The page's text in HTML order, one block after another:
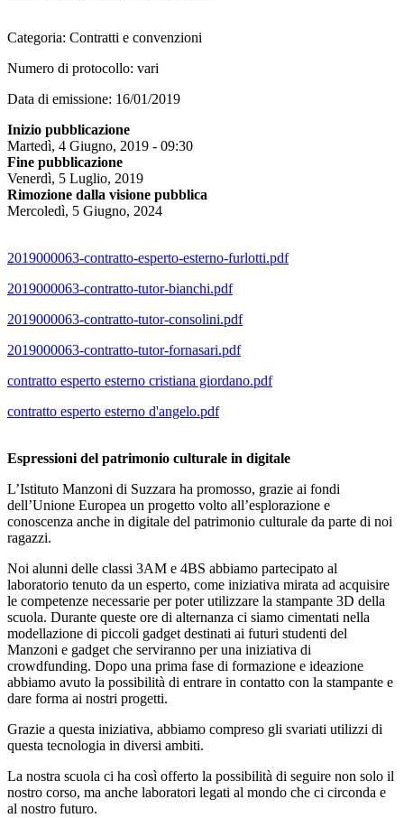
Categoria: Contratti e convenzioni
Numero di protocollo: vari
Data di emissione: 16/01/2019
Inizio pubblicazione
Martedì, 4 Giugno, 2019 - 09:30
Fine pubblicazione
Venerdì, 5 Luglio, 2019
Rimozione dalla visione pubblica
Mercoledì, 5 Giugno, 2024
2019000063-contratto-esperto-esterno-furlotti.pdf
2019000063-contratto-tutor-bianchi.pdf
2019000063-contratto-tutor-consolini.pdf
2019000063-contratto-tutor-fornasari.pdf
contratto esperto esterno cristiana giordano.pdf
contratto esperto esterno d'angelo.pdf
Espressioni del patrimonio culturale in digitale
L’Istituto Manzoni di Suzzara ha promosso, grazie ai fondi
dell’Unione Europea un progetto volto all’esplorazione e
conoscenza anche in digitale del patrimonio culturale da parte di noi
ragazzi.
Noi alunni delle classi 3AM e 4BS abbiamo partecipato al
laboratorio tenuto da un esperto, come iniziativa mirata ad acquisire
le competenze necessarie per poter utilizzare la stampante 3D della
scuola. Durante queste ore di alternanza ci siamo cimentati nella
modellazione di piccoli gadget destinati ai futuri studenti del
Manzoni e gadget che serviranno per una iniziativa di
crowdfunding. Dopo una prima fase di formazione e ideazione
abbiamo avuto la possibilità di entrare in contatto con la stampante e
dare forma ai nostri progetti.
Grazie a questa iniziativa, abbiamo compreso gli svariati utilizzi di
questa tecnologia in diversi ambiti.
La nostra scuola ci ha così offerto la possibilità di seguire non solo il
nostro corso, ma anche laboratori legati al mondo che ci circonda e
al nostro futuro.